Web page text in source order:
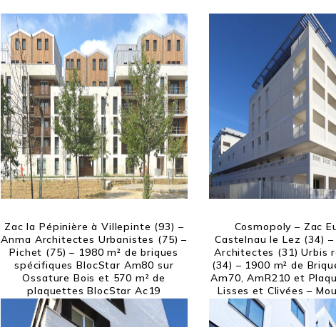
Zac la Pépinière à Villepinte (93) –
Anma Architectes Urbanistes (75) –
Pichet (75) – 1980 m² de briques
spécifiques BlocStar Am80 sur
Ossature Bois et 570 m² de
plaquettes BlocStar Ac19
Cosmopoly – Zac
Castelnau le Lez (34)
Architectes (31) Urbis
(34) – 1900 m² de
Am70, AmR210 et
Lisses et Clivées –